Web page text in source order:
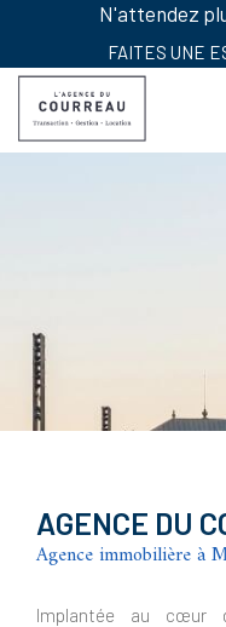
N'attendez
FAITES UNE
AGENCE DU
Agence immobilière à
Implantée au cœur